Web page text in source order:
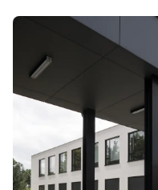
VDL De
onderhoud
VDL De Meeuw
gebied van de